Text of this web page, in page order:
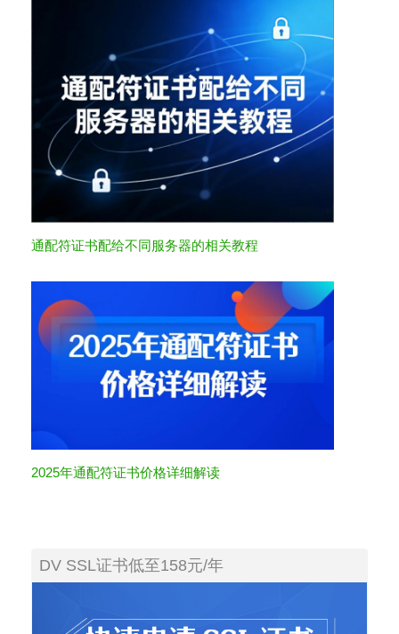
通配符证书配给不同服务器的相关教程
2025年通配符证书价格详细解读
DV SSL证书低至158元/年